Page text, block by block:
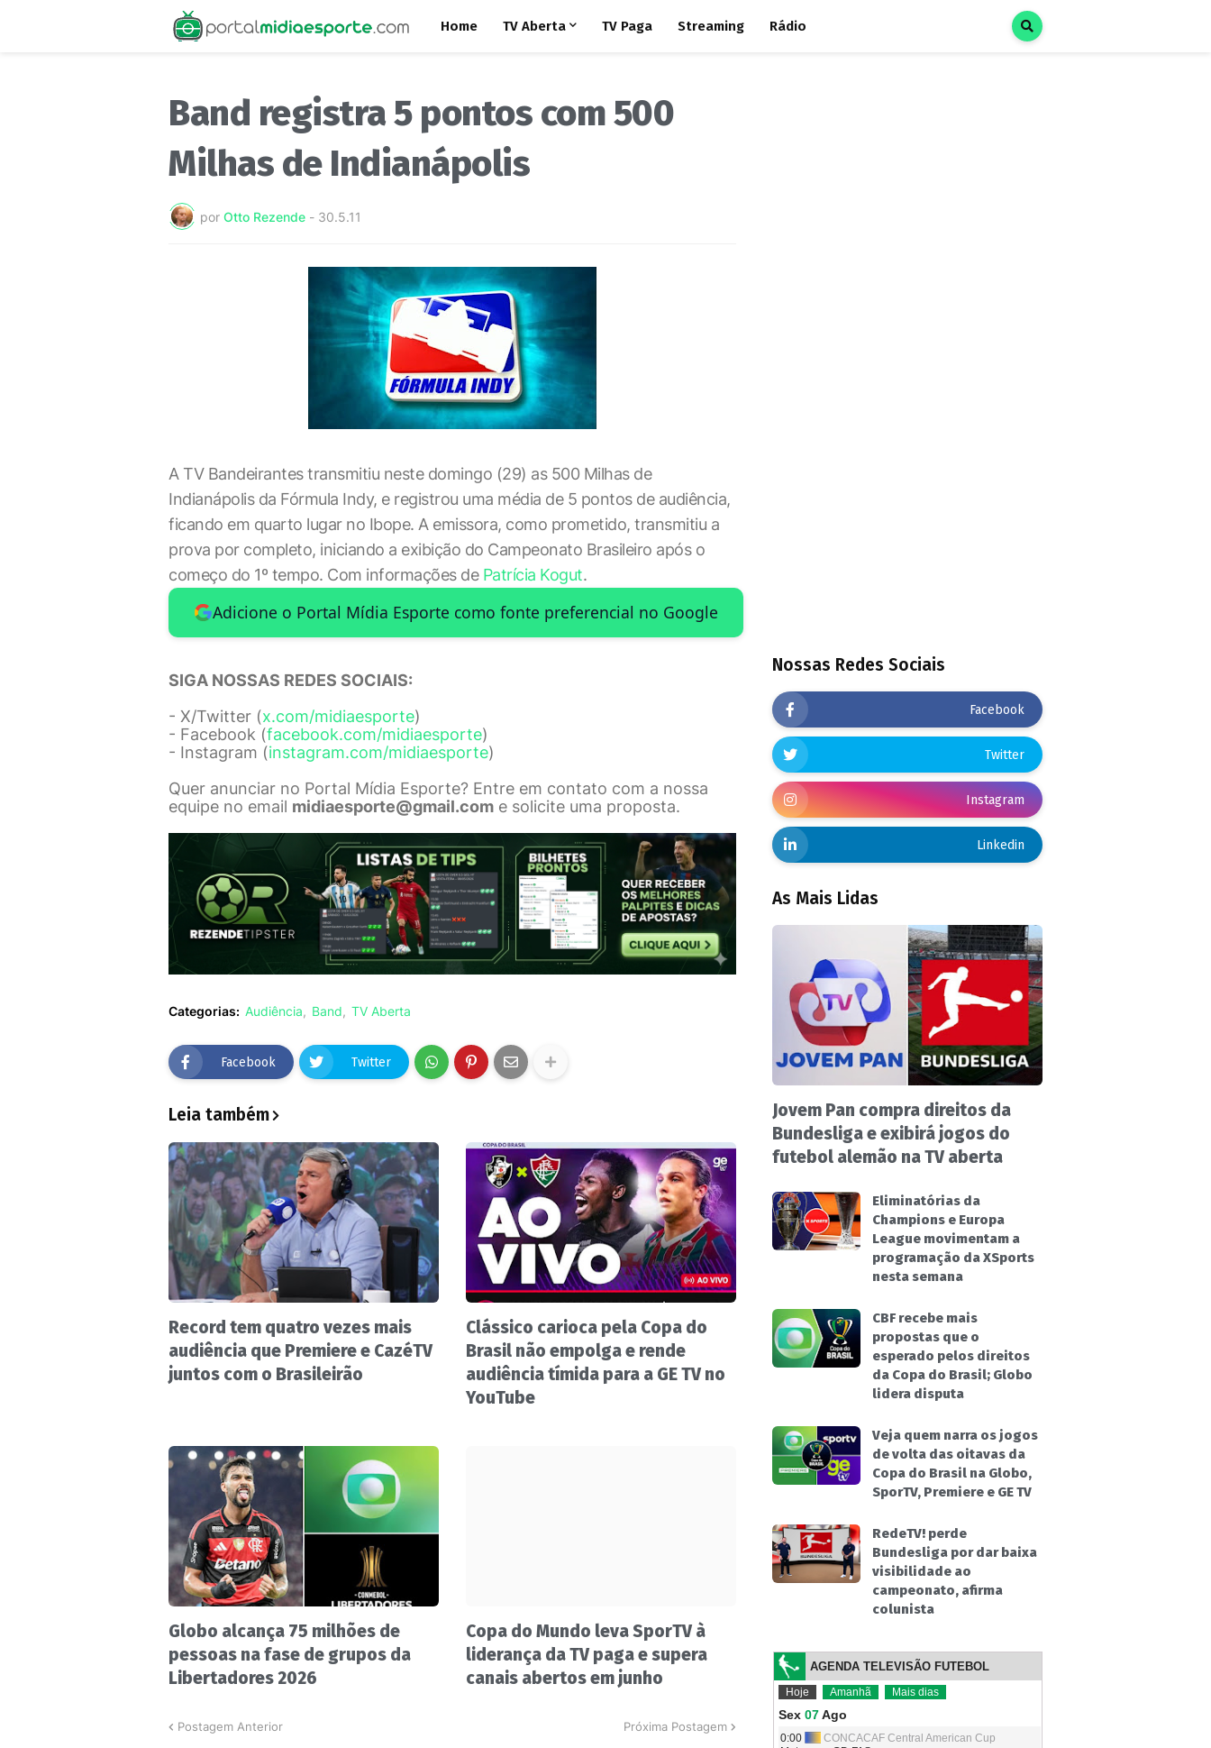
Home TV Aberta TV Paga Streaming Rádio
Band registra 5 pontos com 500
Milhas de Indianápolis
por Otto Rezende - 30.5.11
A TV Bandeirantes transmitiu neste domingo (29) as 500 Milhas de
Indianápolis da Fórmula Indy, e registrou uma média de 5 pontos de audiência,
ficando em quarto lugar no Ibope. A emissora, como prometido, transmitiu a
prova por completo, iniciando a exibição do Campeonato Brasileiro após o
começo do 1º tempo. Com informações de Patrícia Kogut.
Adicione o Portal Mídia Esporte como fonte preferencial no Google
SIGA NOSSAS REDES SOCIAIS:
- X/Twitter (x.com/midiaesporte)
- Facebook (facebook.com/midiaesporte)
- Instagram (instagram.com/midiaesporte)
Quer anunciar no Portal Mídia Esporte? Entre em contato com a nossa
equipe no email midiaesporte@gmail.com e solicite uma proposta.
Categorias: Audiência Band TV Aberta
Facebook Twitter
Leia também
Record tem quatro vezes mais
audiência que Premiere e CazéTV
juntos com o Brasileirão
Clássico carioca pela Copa do
Brasil não empolga e rende
audiência tímida para a GE TV no
YouTube
Globo alcança 75 milhões de
pessoas na fase de grupos da
Libertadores 2026
Copa do Mundo leva SporTV à
liderança da TV paga e supera
canais abertos em junho
Postagem Anterior Próxima Postagem
Nossas Redes Sociais
Facebook
Twitter
Instagram
Linkedin
As Mais Lidas
Jovem Pan compra direitos da
Bundesliga e exibirá jogos do
futebol alemão na TV aberta
Eliminatórias da
Champions e Europa
League movimentam a
programação da XSports
nesta semana
CBF recebe mais
propostas que o
esperado pelos direitos
da Copa do Brasil; Globo
lidera disputa
Veja quem narra os jogos
de volta das oitavas da
Copa do Brasil na Globo,
SporTV, Premiere e GE TV
RedeTV! perde
Bundesliga por dar baixa
visibilidade ao
campeonato, afirma
colunista